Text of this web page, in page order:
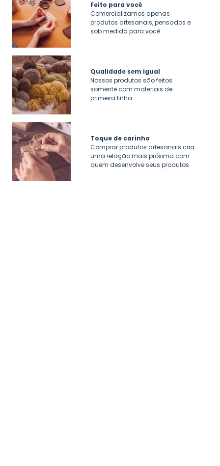
Feito para você
Comercializamos apenas
produtos artesanais, pensados e
sob medida para você
Qualidade sem igual
Nossos produtos são feitos
somente com materiais de
primeira linha
Toque de carinho
Comprar produtos artesanais cria
uma relação mais próxima com
quem desenvolve seus produtos